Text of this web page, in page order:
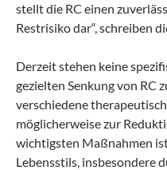
stellt die RC einen
Restrisiko dar“, schreiben
Derzeit stehen keine
gezielten Senkung von RC
verschiedene
möglicherweise zur
wichtigsten Maßnahmen
Lebensstils, insbesondere